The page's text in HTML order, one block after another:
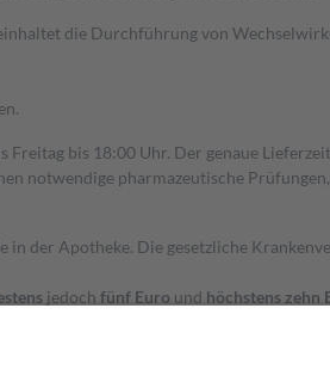
die Durchführung von
bis 18:00 Uhr. Der genaue
notwendige pharmazeutische
der Apotheke. Die gesetzliche
jedoch fünf Euro und höchstens zehn